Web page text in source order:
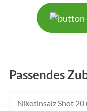
Passendes
Nikotinsalz Shot 20